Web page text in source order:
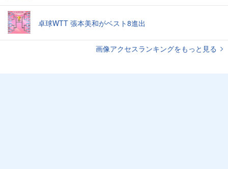
卓球WTT 張本美和がベスト8進出
画像アクセスランキングをもっと見る